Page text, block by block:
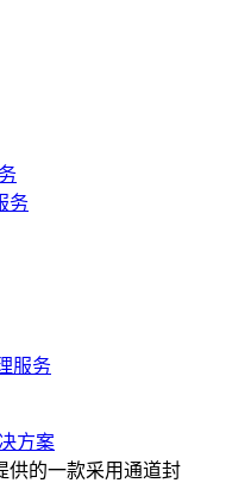
务
服务
方案
供的一款采用通道封